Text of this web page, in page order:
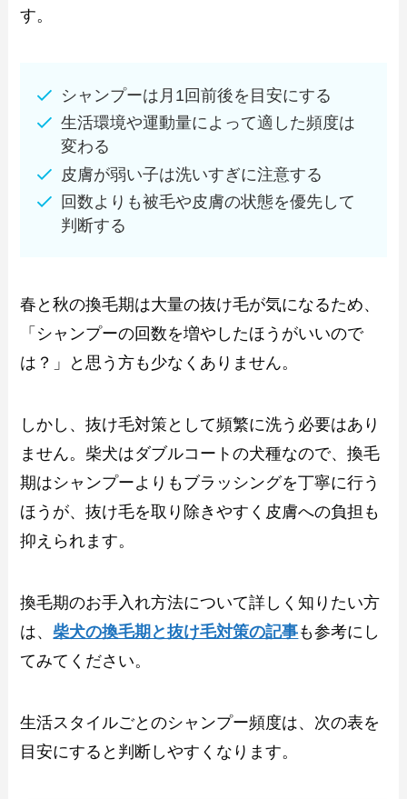
す。
シャンプーは月1回前後を目安にする
生活環境や運動量によって適した頻度は
変わる
皮膚が弱い子は洗いすぎに注意する
回数よりも被毛や皮膚の状態を優先して
判断する
春と秋の換毛期は大量の抜け毛が気になるため、
「シャンプーの回数を増やしたほうがいいので
は？」と思う方も少なくありません。
しかし、抜け毛対策として頻繁に洗う必要はあり
ません。柴犬はダブルコートの犬種なので、換毛
期はシャンプーよりもブラッシングを丁寧に行う
ほうが、抜け毛を取り除きやすく皮膚への負担も
抑えられます。
換毛期のお手入れ方法について詳しく知りたい方
は、 柴犬の換毛期と抜け毛対策の記事も参考にし
てみてください。
生活スタイルごとのシャンプー頻度は、次の表を
目安にすると判断しやすくなります。